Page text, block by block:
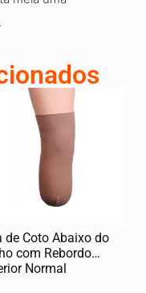
de Coto Abaixo do
com Rebordo
Normal